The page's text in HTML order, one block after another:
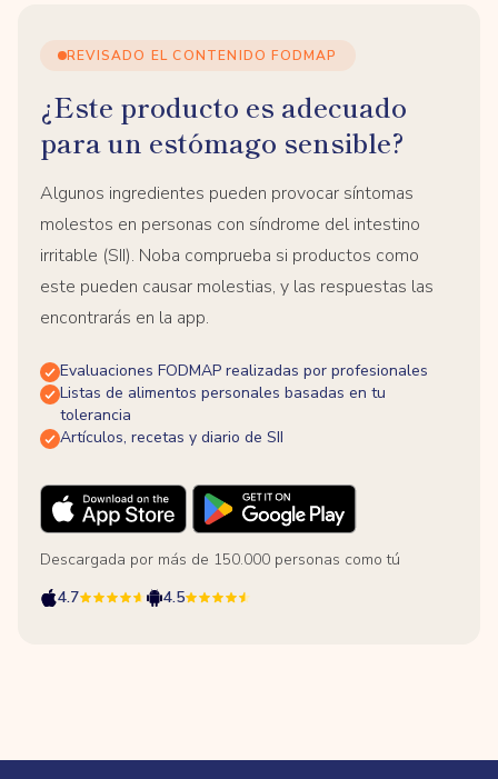
REVISADO EL CONTENIDO FODMAP
¿Este producto es adecuado
para un estómago sensible?
Algunos ingredientes pueden provocar síntomas
molestos en personas con síndrome del intestino
irritable (SII). Noba comprueba si productos como
este pueden causar molestias, y las respuestas las
encontrarás en la app.
Evaluaciones FODMAP realizadas por profesionales
Listas de alimentos personales basadas en tu
tolerancia
Artículos, recetas y diario de SII
Descargada por más de 150.000 personas como tú
4.7
4.5